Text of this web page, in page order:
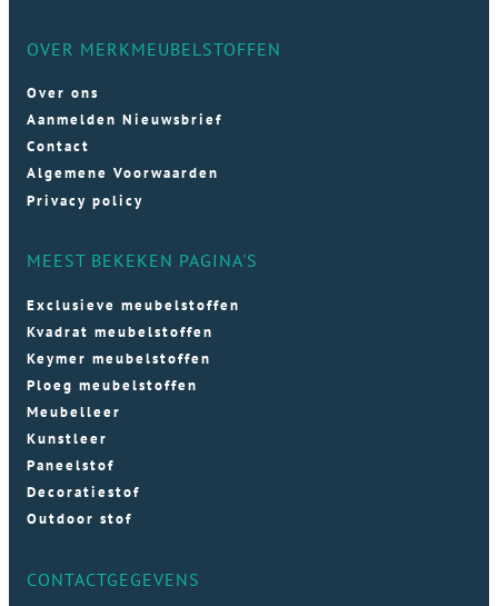
OVER MERKMEUBELSTOFFEN
Over ons
Aanmelden Nieuwsbrief
Contact
Algemene Voorwaarden
Privacy policy
MEEST BEKEKEN PAGINA'S
Exclusieve meubelstoffen
Kvadrat meubelstoffen
Keymer meubelstoffen
Ploeg meubelstoffen
Meubelleer
Kunstleer
Paneelstof
Decoratiestof
Outdoor stof
CONTACTGEGEVENS